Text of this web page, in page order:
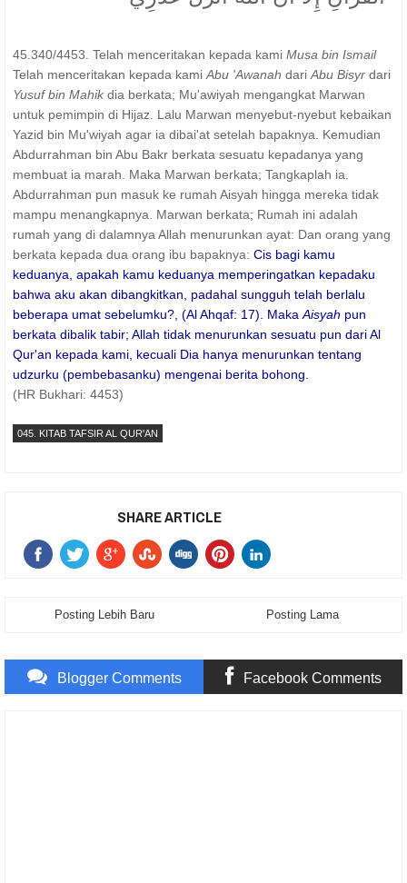
45.340/4453. Telah menceritakan kepada kami Musa bin Ismail
Telah menceritakan kepada kami Abu 'Awanah dari Abu Bisyr dari
Yusuf bin Mahik dia berkata; Mu'awiyah mengangkat Marwan
untuk pemimpin di Hijaz. Lalu Marwan menyebut-nyebut kebaikan
Yazid bin Mu'wiyah agar ia dibai'at setelah bapaknya. Kemudian
Abdurrahman bin Abu Bakr berkata sesuatu kepadanya yang
membuat ia marah. Maka Marwan berkata; Tangkaplah ia.
Abdurrahman pun masuk ke rumah Aisyah hingga mereka tidak
mampu menangkapnya. Marwan berkata; Rumah ini adalah
rumah yang di dalamnya Allah menurunkan ayat: Dan orang yang
berkata kepada dua orang ibu bapaknya: Cis bagi kamu
keduanya, apakah kamu keduanya memperingatkan kepadaku
bahwa aku akan dibangkitkan, padahal sungguh telah berlalu
beberapa umat sebelumku?, (Al Ahqaf: 17). Maka Aisyah pun
berkata dibalik tabir; Allah tidak menurunkan sesuatu pun dari Al
Qur'an kepada kami, kecuali Dia hanya menurunkan tentang
udzurku (pembebasanku) mengenai berita bohong.
(HR Bukhari: 4453)
045. KITAB TAFSIR AL QUR'AN
SHARE ARTICLE
Posting Lebih Baru Posting Lama
Blogger Comments Facebook Comments